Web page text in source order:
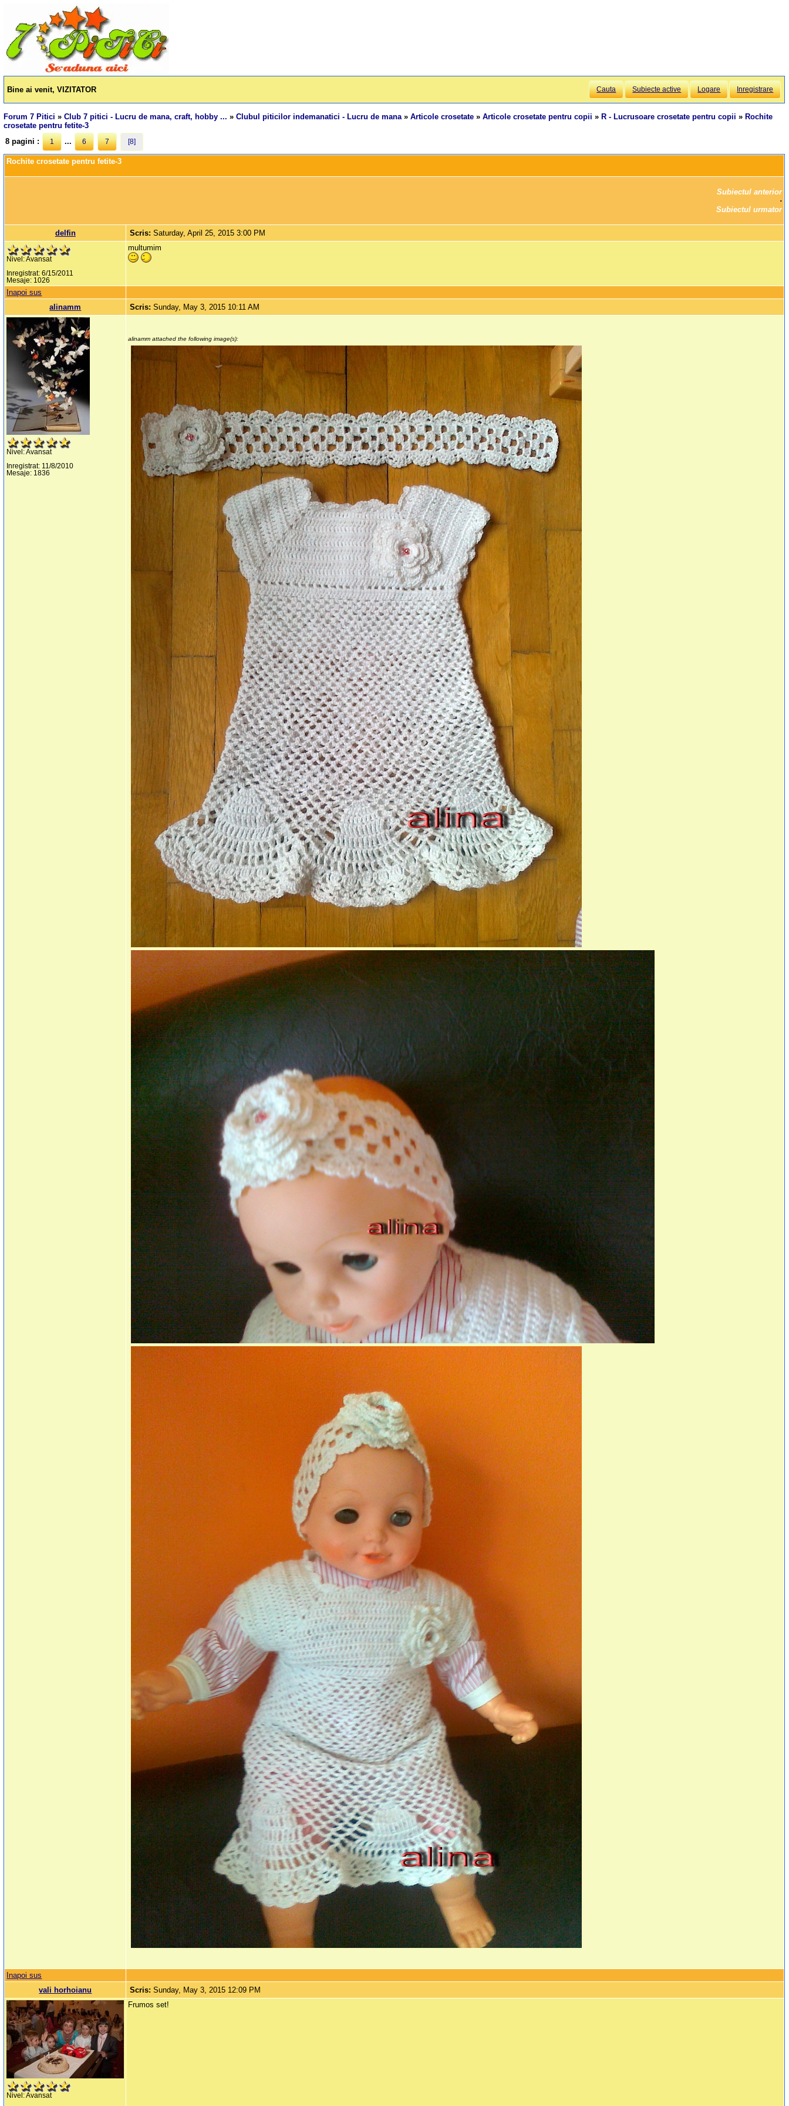
Bine ai venit, VIZITATOR Cauta Subiecte active Logare Inregistrare
Forum 7 Pitici »Club 7 pitici - Lucru de mana, craft, hobby ... »Clubul piticilor indemanatici - Lucru de mana»Articole crosetate »Articole crosetate pentru copii » R - Lucrusoare crosetate pentru copii » Rochite
crosetate pentru fetite-3
8 pagini :
1 ... 6 7 [8]
Rochite crosetate pentru fetite-3
Subiectul anterior
Subiectul urmator
delfin Scris:Saturday, April 25, 2015 3:00 PM
Nivel: Avansat
Inregistrat: 6/15/2011
Mesaje: 1026
multumim
Inapoi sus
alinamm
Scris:Sunday, May 3, 2015 10:11 AM
Nivel: Avansat
Inregistrat: 11/8/2010
Mesaje: 1836
alinamm attached the following image(s):
Inapoi sus
vali horhoianu
Scris:Sunday, May 3, 2015 12:09 PM
Nivel: Avansat
Frumos set!